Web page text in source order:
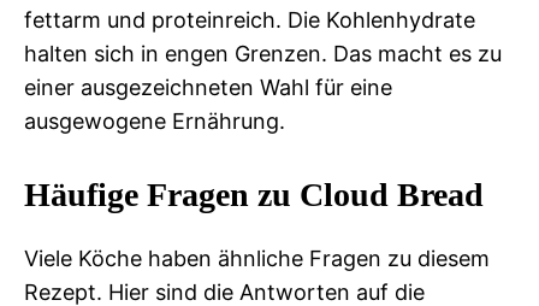
fettarm und proteinreich. Die Kohlenhydrate
halten sich in engen Grenzen. Das macht es zu
einer ausgezeichneten Wahl für eine
ausgewogene Ernährung.
Häufige Fragen zu Cloud Bread
Viele Köche haben ähnliche Fragen zu diesem
Rezept. Hier sind die Antworten auf die